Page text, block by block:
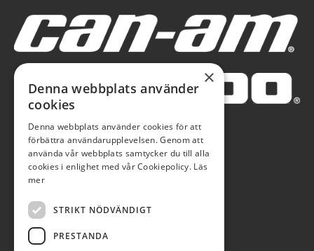
×
Denna webbplats använder
cookies
Denna webbplats använder cookies för att
förbättra användarupplevelsen. Genom att
använda vår webbplats samtycker du till alla
cookies i enlighet med vår Cookiepolicy. Läs
mer
STRIKT NÖDVÄNDIGT
PRESTANDA